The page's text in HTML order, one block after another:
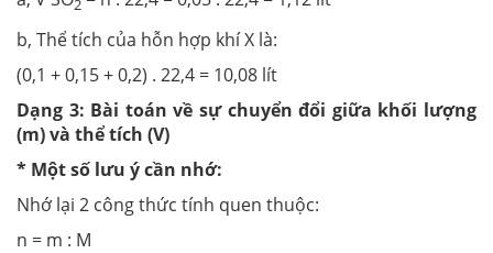
2
b, Thể tích của hỗn hợp khí X là:
(0,1 + 0,15 + 0,2) . 22,4 = 10,08 lít
Dạng 3: Bài toán về sự chuyển đổi giữa khối lượng
(m) và thể tích (V)
* Một số lưu ý cần nhớ:
Nhớ lại 2 công thức tính quen thuộc:
n = m : M